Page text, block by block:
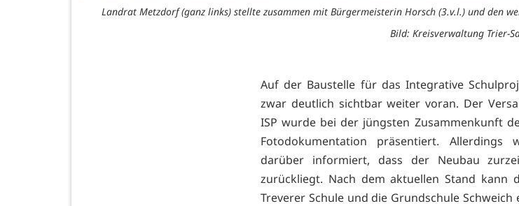
Landrat Metzdorf (ganz links) stellte zusammen mit Bürgermeisterin Horsch (3.v.l.) und den
Bild: Kreisverwaltung Trier-
Auf der Baustelle für das Integrative
zwar deutlich sichtbar weiter voran. Der
ISP wurde bei der jüngsten Zusammenkunft
Fotodokumentation präsentiert.
darüber informiert, dass der Neubau
zurückliegt. Nach dem aktuellen Stand kann
Treverer Schule und die Grundschule Schweich